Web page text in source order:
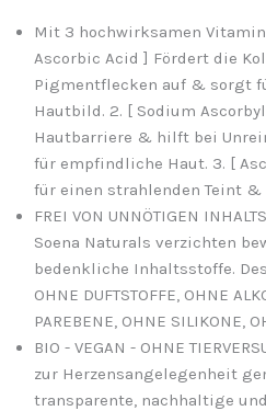
Mit 3 hochwirksamen Vitamin
Ascorbic Acid ] Fördert die
Pigmentflecken auf & sorgt
Hautbild. 2. [ Sodium
Hautbarriere & hilft bei
für empfindliche Haut. 3. [
für einen strahlenden Teint &
FREI VON UNNÖTIGEN
Soena Naturals verzichten
bedenkliche Inhaltsstoffe.
OHNE DUFTSTOFFE, OHNE
PAREBENE, OHNE SILIKONE,
BIO - VEGAN - OHNE
zur Herzensangelegenheit
transparente, nachhaltige